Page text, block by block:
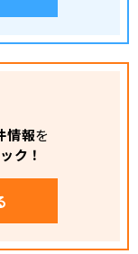
情報を
ク！